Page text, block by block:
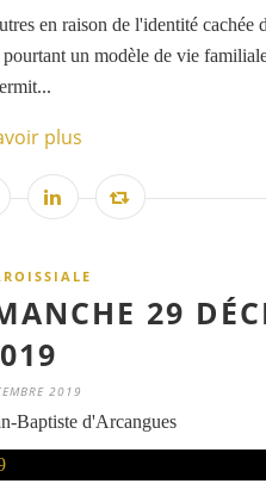
en raison de l'identité cachée
un modèle de vie
plus
29
2019
Baptiste d'Arcangues